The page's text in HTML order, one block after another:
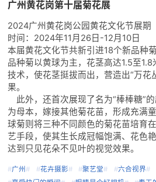
广州黄花岗第十届菊花展
2024广州黄花岗公园黄花文化节展期
时间：2024年11月26日-12月10日
本届黄花文化节共新引进18个新品种
品种菊以黄球为主，花茎高达1.5至
技术，使花茎挺拔而出，营造出“万花
果。
此外，还首次展现了名为“棒棒糖”
为母本，嫁接其他菊花苗，形成充满
球菊则将三种不同颜色的菊花苗培育
艺手段，使其生长成冠幅饱满、花色
达到只见花朵不见叶的视觉效果。
#广州 # #花卉摄影# #聚艺堂# #六合视界#